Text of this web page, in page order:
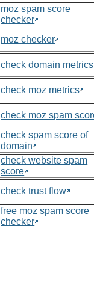
moz spam score
checker
moz checker
check domain metrics
check moz metrics
check moz spam
check spam score of
domain
check website spam
score
check trust flow
free moz spam score
checker